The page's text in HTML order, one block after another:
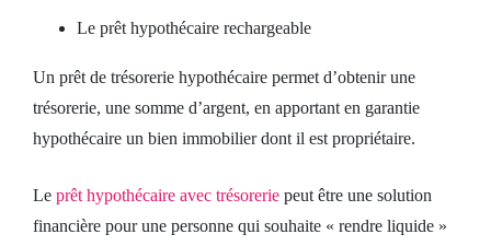
Le prêt hypothécaire rechargeable
Un prêt de trésorerie hypothécaire permet d’obtenir une
trésorerie, une somme d’argent, en apportant en garantie
hypothécaire un bien immobilier dont il est propriétaire.
Le prêt hypothécaire avec trésorerie peut être une solution
financière pour une personne qui souhaite « rendre liquide »